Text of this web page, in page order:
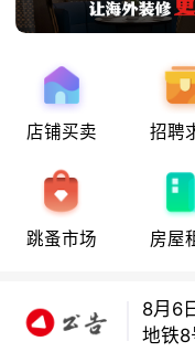
店铺买卖 招聘
跳蚤市场 房屋
8月6
炉！
巴黎
地铁8
炉！